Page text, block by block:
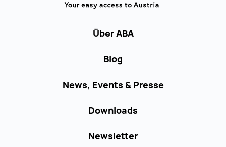
Über ABA
Blog
News, Events & Presse
Downloads
Newsletter